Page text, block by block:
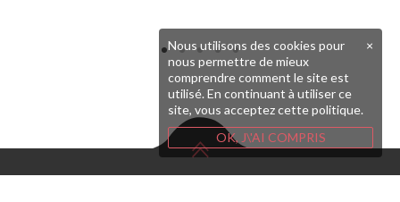
×
Nous utilisons des cookies pour
nous permettre de mieux
comprendre comment le site est
utilisé. En continuant à utiliser ce
site, vous acceptez cette politique.
OK, J\'AI COMPRIS